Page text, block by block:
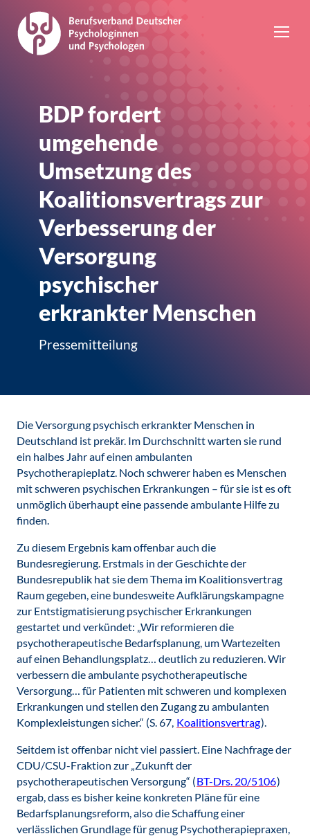
BDP fordert
umgehende
Umsetzung des
Koalitionsvertrags zur
Verbesserung der
Versorgung
psychischer
erkrankter Menschen
Pressemitteilung
Die Versorgung psychisch erkrankter Menschen in
Deutschland ist prekär. Im Durchschnitt warten sie rund
ein halbes Jahr auf einen ambulanten
Psychotherapieplatz. Noch schwerer haben es Menschen
mit schweren psychischen Erkrankungen – für sie ist es oft
unmöglich überhaupt eine passende ambulante Hilfe zu
finden.
Zu diesem Ergebnis kam offenbar auch die
Bundesregierung. Erstmals in der Geschichte der
Bundesrepublik hat sie dem Thema im Koalitionsvertrag
Raum gegeben, eine bundesweite Aufklärungskampagne
zur Entstigmatisierung psychischer Erkrankungen
gestartet und verkündet: „Wir reformieren die
psychotherapeutische Bedarfsplanung, um Wartezeiten
auf einen Behandlungsplatz… deutlich zu reduzieren. Wir
verbessern die ambulante psychotherapeutische
Versorgung… für Patienten mit schweren und komplexen
Erkrankungen und stellen den Zugang zu ambulanten
Komplexleistungen sicher.“ (S. 67, Koalitionsvertrag).
Seitdem ist offenbar nicht viel passiert. Eine Nachfrage der
CDU/CSU-Fraktion zur „Zukunft der
psychotherapeutischen Versorgung“ (BT-Drs. 20/5106)
ergab, dass es bisher keine konkreten Pläne für eine
Bedarfsplanungsreform, also die Schaffung einer
verlässlichen Grundlage für genug Psychotherapiepraxen,